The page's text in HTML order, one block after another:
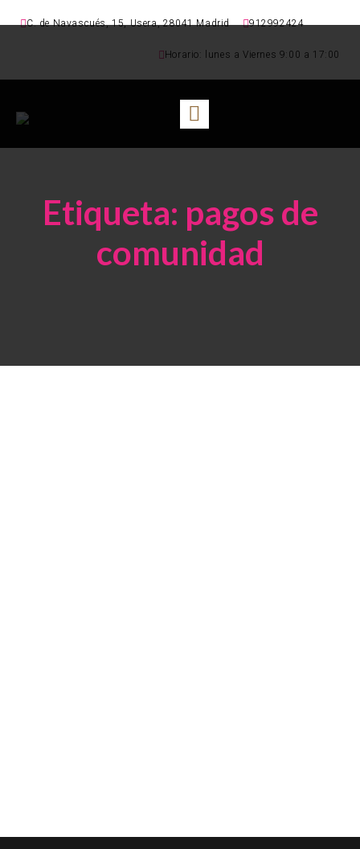
C. de Navascués, 15, Usera, 28041 Madrid 912992424
Horario: lunes a Viernes 9:00 a 17:00
Etiqueta: pagos de
comunidad